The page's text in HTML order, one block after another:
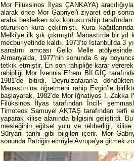
Mor Filüksinos İlyas ÇANKAYA)
alarak önce Mor Gabriyel'i ziyaret edip
araba beklerken söz konusu rahip
otururken kura çekilmişti. Kura
Melki'ye ilk şık çıkmıştı! Manastırda bir
mecburiyetinde kaldı. 1973’te İstanbul'da 3
sanatını amcası Gello Melle
Almanya'da, 1977’nin sonunda 6 ay
tetkik etmiştir. En son rahipliğe karar
rahipliği Mor İvennis Efrem BİLGİÇ
1981’de bitirdi. Deyrulzafaran’a
Manastırı’na öğretmeni rahip Evgin’le
başlayarak, 1982’de Mor İğnatiyos I. Zakka
Filüksinos İlyas tarafından İncil-i
Timoteos Samuyel AKTAŞ tarafından terfi
yaparak kilise alanında bilgisini geliştirdi.
mesleğinin eğitsel yolu ve rehberliği,
Süryani tarihi gibi bilgileri içerir. Mor
sonunda Patriğin emriyle Avrupa'ya gitmek